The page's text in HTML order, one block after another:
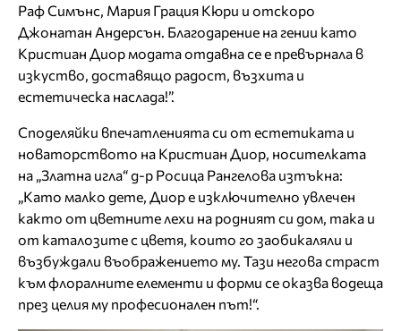
Раф Симънс, Мария Грация Кюри и отскоро
Джонатан Андерсън. Благодарение на гении като
Кристиан Диор модата отдавна се е превърнала в
изкуство, доставящо радост, възхита и
естетическа наслада!”.
Споделяйки впечатленията си от естетиката и
новаторството на Кристиан Диор, носителката
на „Златна игла“ д-р Росица Рангелова изтъкна:
„Като малко дете, Диор е изключително увлечен
както от цветните лехи на родният си дом, така и
от каталозите с цветя, които го заобикаляли и
възбуждали въображението му. Тази негова страст
към флоралните елементи и форми се оказва водеща
през целия му професионален път!“.